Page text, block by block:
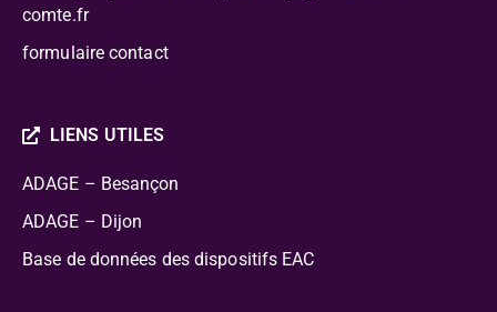
comte.fr
formulaire contact
LIENS UTILES
ADAGE – Besançon
ADAGE – Dijon
Base de données des dispositifs EAC